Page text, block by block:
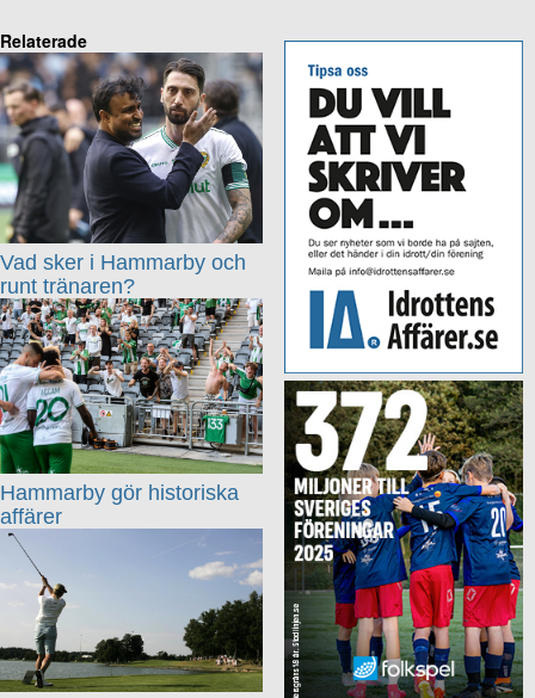
Relaterade
Vad sker i Hammarby och
runt tränaren?
Hammarby gör historiska
affärer